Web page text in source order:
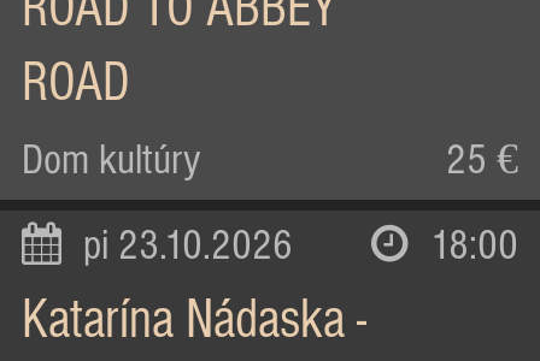
ROAD TO ABBEY
ROAD
Dom kultúry 25 €
pi 23.10.2026 18:00
Katarína Nádaska -